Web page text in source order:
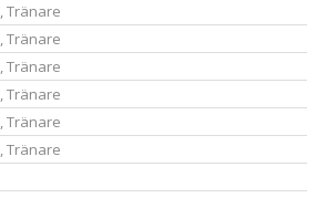
, Tränare
, Tränare
, Tränare
, Tränare
, Tränare
, Tränare